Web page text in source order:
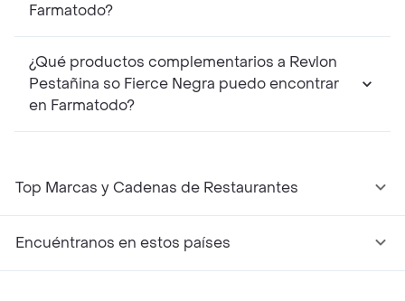
Farmatodo?
¿Qué productos complementarios a Revlon
Pestañina so Fierce Negra puedo encontrar
en Farmatodo?
Top Marcas y Cadenas de Restaurantes
Encuéntranos en estos países